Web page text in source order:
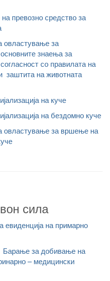
превозно средство за
за
знаења за
со правилата на
заштита на животната
на куче
на бездомно куче
овластување за вршење на
сила
евиденција на примарно
Барање за добивање на
– медицински